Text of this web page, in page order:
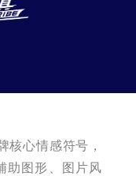
核心情感符号，
助图形、图片风